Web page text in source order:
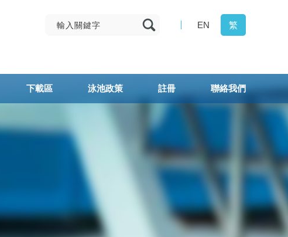
EN 繁
下載區 泳池政策 註冊 聯絡我們